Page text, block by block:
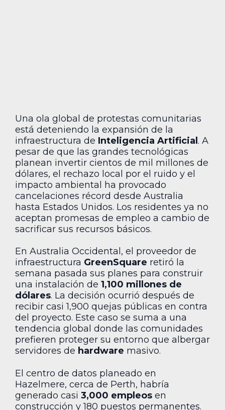
Una ola global de protestas comunitarias
está deteniendo la expansión de la
infraestructura de Inteligencia Artificial . A
pesar de que las grandes tecnológicas
planean invertir cientos de mil millones de
dólares, el rechazo local por el ruido y el
impacto ambiental ha provocado
cancelaciones récord desde Australia
hasta Estados Unidos. Los residentes ya no
aceptan promesas de empleo a cambio de
sacrificar sus recursos básicos.
En Australia Occidental, el proveedor de
infraestructura GreenSquare retiró la
semana pasada sus planes para construir
una instalación de 1,100 millones de
dólares. La decisión ocurrió después de
recibir casi 1,900 quejas públicas en contra
del proyecto. Este caso se suma a una
tendencia global donde las comunidades
prefieren proteger su entorno que albergar
servidores de hardware masivo.
El centro de datos planeado en
Hazelmere, cerca de Perth, habría
generado casi 3,000 empleos en
construcción y 180 puestos permanentes.